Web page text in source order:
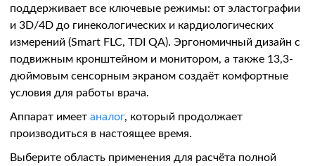
поддерживает все ключевые режимы: от эластографии
и 3D/4D до гинекологических и кардиологических
измерений (Smart FLC, TDI QA). Эргономичный дизайн с
подвижным кронштейном и монитором, а также 13,3-
дюймовым сенсорным экраном создаёт комфортные
условия для работы врача.
Аппарат имеет аналог, который продолжает
производиться в настоящее время.
Выберите область применения для расчёта полной